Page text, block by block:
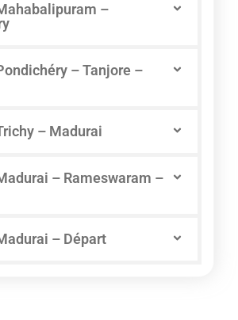
–
– Tanjore –
– Madurai
– Rameswaram –
– Départ